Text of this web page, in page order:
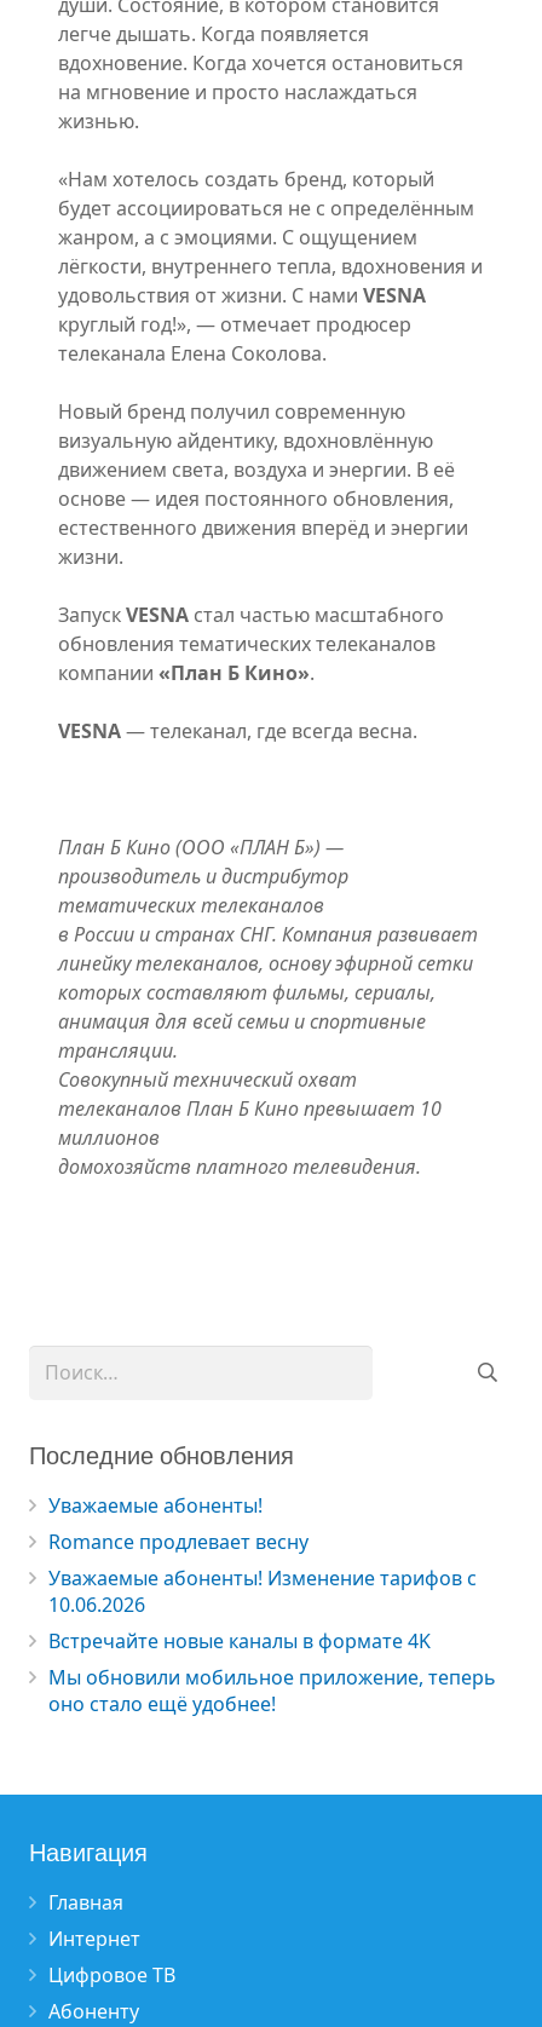
легче дышать. Когда появляется
вдохновение. Когда хочется остановиться
на мгновение и просто наслаждаться
жизнью.
«Нам хотелось создать бренд, который
будет ассоциироваться не с определённым
жанром, а с эмоциями. С ощущением
лёгкости, внутреннего тепла, вдохновения и
удовольствия от жизни. С нами VESNA
круглый год!», — отмечает продюсер
телеканала Елена Соколова.
Новый бренд получил современную
визуальную айдентику, вдохновлённую
движением света, воздуха и энергии. В её
основе — идея постоянного обновления,
естественного движения вперёд и энергии
жизни.
ЗапускVESNA стал частью масштабного
обновления тематических телеканалов
компании «План Б Кино».
VESNA— телеканал, где всегда весна.
План Б Кино (ООО «ПЛАН Б») —
производитель и дистрибутор
тематических телеканалов
в России и странах СНГ. Компания развивает
линейку телеканалов, основу эфирной сетки
которых составляют фильмы, сериалы,
анимация для всей семьи и спортивные
трансляции.
Совокупный технический охват
телеканалов План Б Кино превышает 10
миллионов
домохозяйств платного телевидения.
Найти:
Последние обновления
Уважаемые абоненты!
Romance продлевает весну
Уважаемые абоненты! Изменение тарифов с
10.06.2026
Встречайте новые каналы в формате 4K
Мы обновили мобильное приложение, теперь
оно стало ещё удобнее!
Навигация
Главная
Интернет
Цифровое ТВ
Абоненту